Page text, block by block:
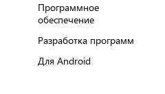
Программное
обеспечение
Разработка программ
Для Android